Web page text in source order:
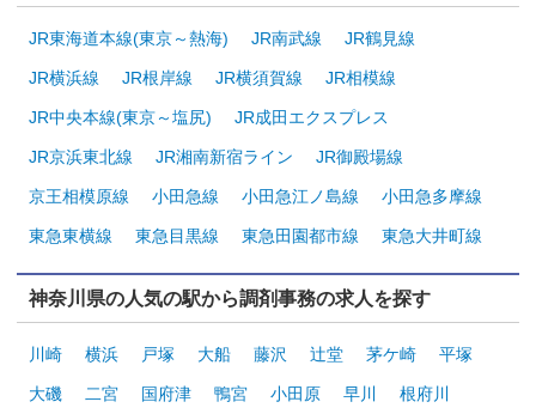
JR東海道本線(東京～熱海) JR南武線 JR鶴見線
JR横浜線 JR根岸線 JR横須賀線 JR相模線
JR中央本線(東京～塩尻) JR成田エクスプレス
JR京浜東北線 JR湘南新宿ライン JR御殿場線
京王相模原線 小田急線 小田急江ノ島線 小田急多摩線
東急東横線 東急目黒線 東急田園都市線 東急大井町線
神奈川県の人気の駅から調剤事務の求人を探す
川崎 横浜 戸塚 大船 藤沢 辻堂 茅ケ崎 平塚
大磯 二宮 国府津 鴨宮 小田原 早川 根府川